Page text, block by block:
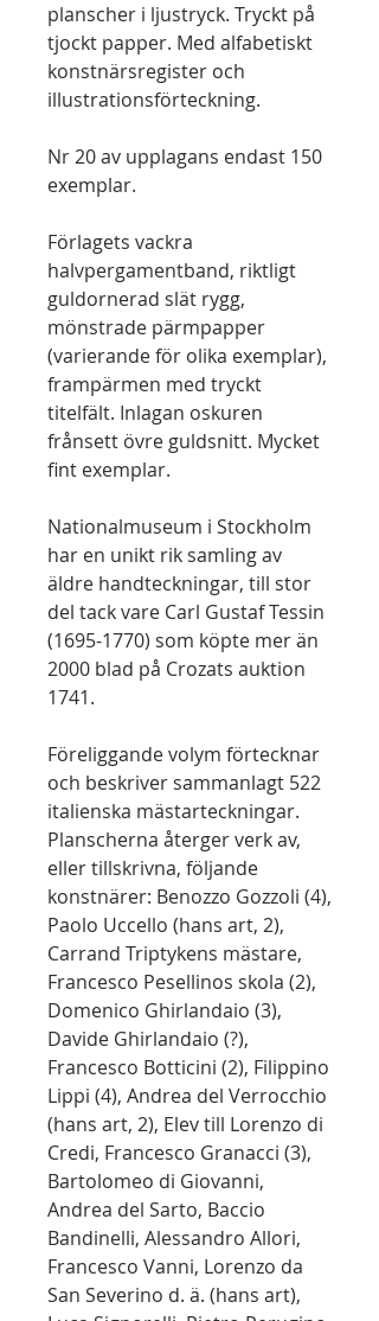
planscher i ljustryck. Tryckt på
tjockt papper. Med alfabetiskt
konstnärsregister och
illustrationsförteckning.
Nr 20 av upplagans endast 150
exemplar.
Förlagets vackra
halvpergamentband, riktligt
guldornerad slät rygg,
mönstrade pärmpapper
(varierande för olika exemplar),
frampärmen med tryckt
titelfält. Inlagan oskuren
frånsett övre guldsnitt. Mycket
fint exemplar.
Nationalmuseum i Stockholm
har en unikt rik samling av
äldre handteckningar, till stor
del tack vare Carl Gustaf Tessin
(1695-1770) som köpte mer än
2000 blad på Crozats auktion
1741.
Föreliggande volym förtecknar
och beskriver sammanlagt 522
italienska mästarteckningar.
Planscherna återger verk av,
eller tillskrivna, följande
konstnärer: Benozzo Gozzoli (4),
Paolo Uccello (hans art, 2),
Carrand Triptykens mästare,
Francesco Pesellinos skola (2),
Domenico Ghirlandaio (3),
Davide Ghirlandaio (?),
Francesco Botticini (2), Filippino
Lippi (4), Andrea del Verrocchio
(hans art, 2), Elev till Lorenzo di
Credi, Francesco Granacci (3),
Bartolomeo di Giovanni,
Andrea del Sarto, Baccio
Bandinelli, Alessandro Allori,
Francesco Vanni, Lorenzo da
San Severino d. ä. (hans art),